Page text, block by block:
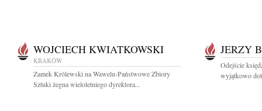
WOJCIECH KWIATKOWSKI
KRAKÓW
Zamek Królewski na Wawelu-Państwowe Zbiory
Sztuki żegna wieloletniego dyrektora...
JERZY
Odejście
wyjątkowo